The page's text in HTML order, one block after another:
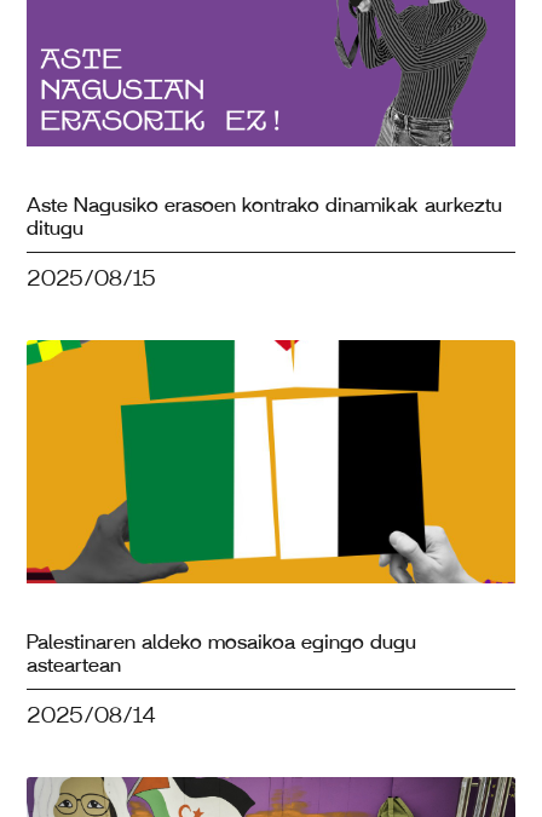
Aste Nagusiko erasoen kontrako dinamikak aurkeztu
ditugu
2025/08/15
Palestinaren aldeko mosaikoa egingo dugu
asteartean
2025/08/14